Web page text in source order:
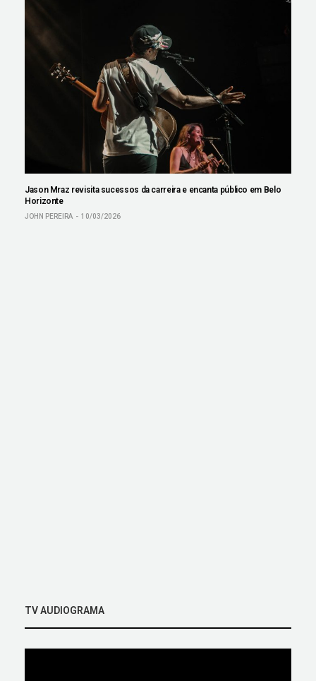
Jason Mraz revisita sucessos da carreira e encanta público em Belo
Horizonte
JOHN PEREIRA 10/03/2026
TV AUDIOGRAMA